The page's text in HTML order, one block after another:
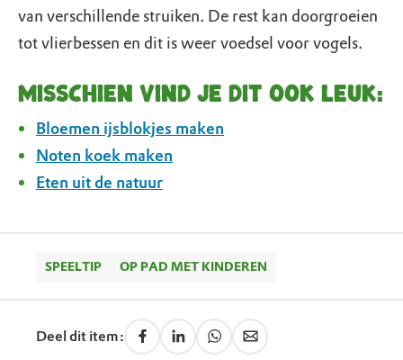
van verschillende struiken. De rest kan doorgroeien
tot vlierbessen en dit is weer voedsel voor vogels.
Misschien vind je dit ook leuk:
Bloemen ijsblokjes maken
Noten koek maken
Eten uit de natuur
SPEELTIP OP PAD MET KINDEREN
Deel dit item: